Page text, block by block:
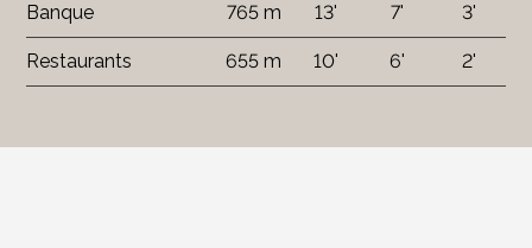
Banque 765 m 13' 7' 3'
Restaurants 655 m 10' 6' 2'